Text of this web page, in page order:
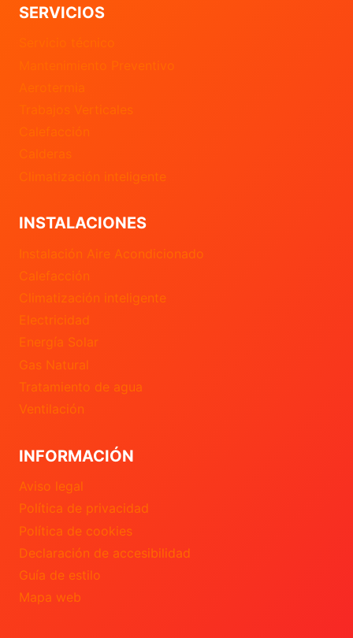
SERVICIOS
Mantenimiento Preventivo
Trabajos Verticales
Calefacción
Calderas
Climatización inteligente
INSTALACIONES
Instalación Aire Acondicionado
Calefacción
Climatización inteligente
Electricidad
Energía Solar
Gas Natural
Tratamiento de agua
Ventilación
INFORMACIÓN
Aviso legal
Política de privacidad
Política de cookies
Declaración de accesibilidad
Guía de estilo
Mapa web